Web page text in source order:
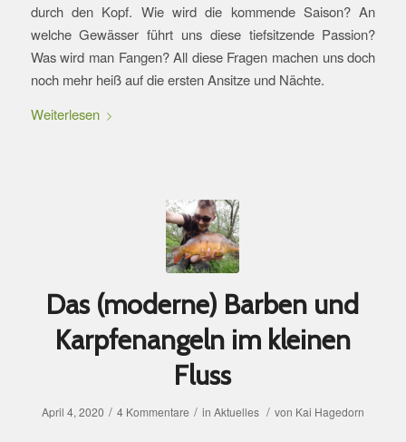
durch den Kopf. Wie wird die kommende Saison? An
welche Gewässer führt uns diese tiefsitzende Passion?
Was wird man Fangen? All diese Fragen machen uns doch
noch mehr heiß auf die ersten Ansitze und Nächte.
Weiterlesen
Das (moderne) Barben und
Karpfenangeln im kleinen
Fluss
April 4, 2020 / 4 Kommentare / in Aktuelles / von Kai Hagedorn